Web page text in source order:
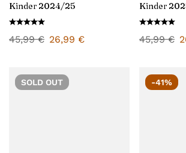
Kinder 2024/25
45,99€ 26,99 €
Kinder
45,99€
SOLD OUT -41%